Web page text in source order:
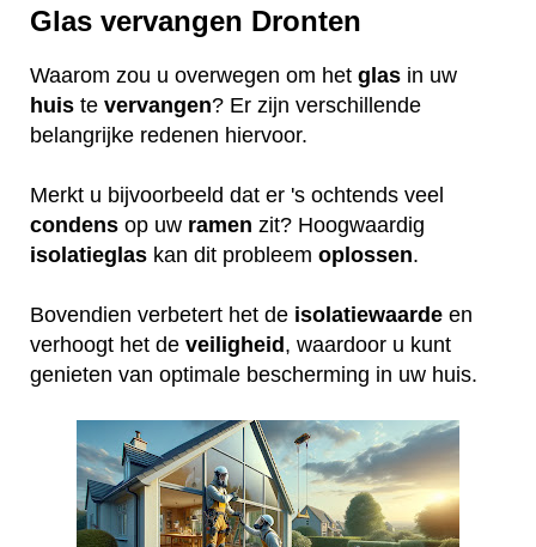
Glas vervangen Dronten
Waarom zou u overwegen om het glas in uw
huis te vervangen? Er zijn verschillende
belangrijke redenen hiervoor.
Merkt u bijvoorbeeld dat er 's ochtends veel
condens op uw ramen zit? Hoogwaardig
isolatieglas kan dit probleem oplossen.
Bovendien verbetert het de isolatiewaarde en
verhoogt het de veiligheid , waardoor u kunt
genieten van optimale bescherming in uw huis.